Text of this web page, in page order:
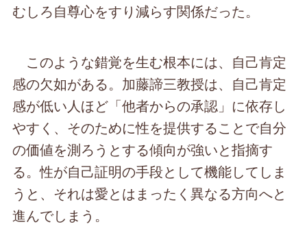
むしろ自尊心をすり減らす関係だった。
このような錯覚を生む根本には、自己肯定
感の欠如がある。加藤諦三教授は、自己肯定
感が低い人ほど「他者からの承認」に依存し
やすく、そのために性を提供することで自分
の価値を測ろうとする傾向が強いと指摘す
る。性が自己証明の手段として機能してしま
うと、それは愛とはまったく異なる方向へと
進んでしまう。